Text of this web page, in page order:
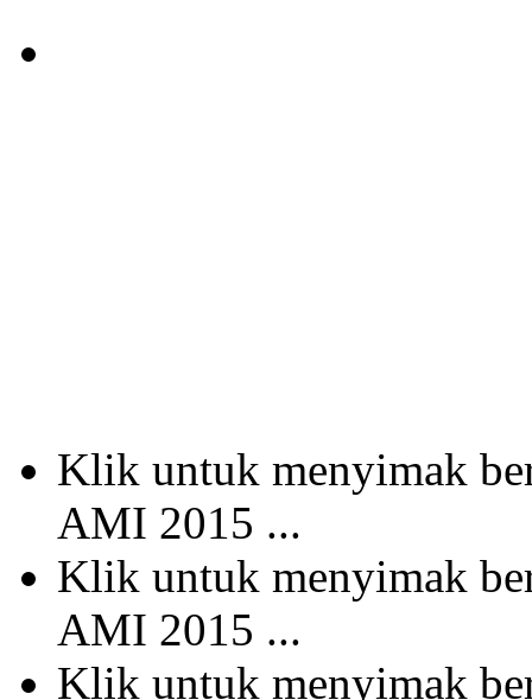
Klik untuk menyimak
AMI 2015 ...
Klik untuk menyimak
AMI 2015 ...
Klik untuk menyimak